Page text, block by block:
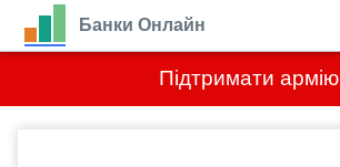
Підтримати армію
Банки Онлайн